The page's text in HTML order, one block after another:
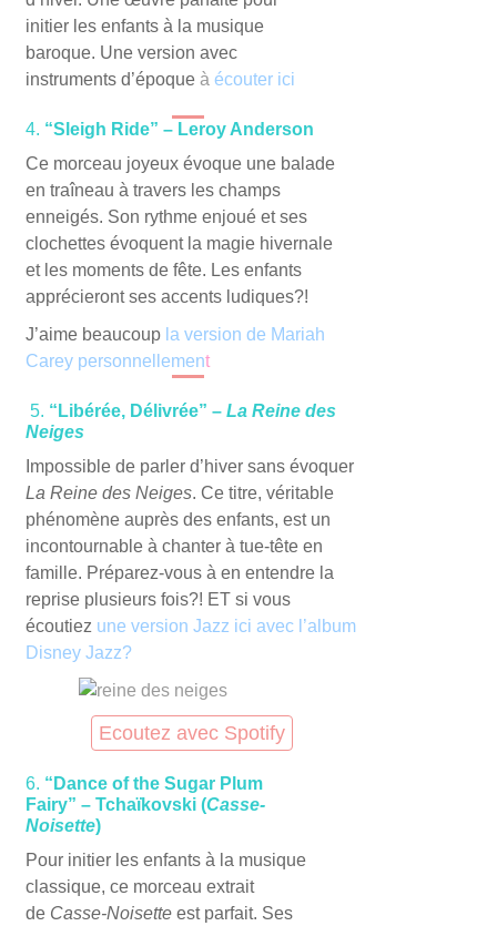
initier les enfants à la musique
baroque. Une version avec
instruments d’époqueàécouter ici
4. “Sleigh Ride” – Leroy Anderson
Ce morceau joyeux évoque une balade
en traîneau à travers les champs
enneigés. Son rythme enjoué et ses
clochettes évoquent la magie hivernale
et les moments de fête. Les enfants
apprécieront ses accents ludiques?!
J’aime beaucoup la version de Mariah
Carey personnellement
5. “Libérée, Délivrée” –La Reine des
Neiges
Impossible de parler d’hiver sans évoquer
La Reine des Neiges. Ce titre, véritable
phénomène auprès des enfants, est un
incontournable à chanter à tue-tête en
famille. Préparez-vous à en entendre la
reprise plusieurs fois?! ET si vous
écoutiez une version Jazz ici avec l’album
Disney Jazz?
Ecoutez avec Spotify
6. “Dance of the Sugar Plum
Fairy” – Tchaïkovski (Casse-
Noisette)
Pour initier les enfants à la musique
classique, ce morceau extrait
de Casse-Noisette est parfait. Ses